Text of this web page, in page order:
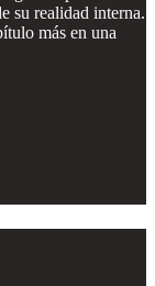
su realidad interna.
más en una